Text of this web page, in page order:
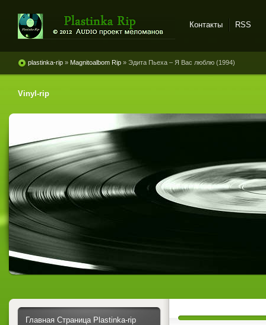
винила и магнитоальбомов
Контакты RSS
plastinka-rip » Magnitoalbom Rip » Эдита Пьеха ‎– Я Вас люблю (1994)
Vinyl-rip
Главная Страница Plastinka-rip